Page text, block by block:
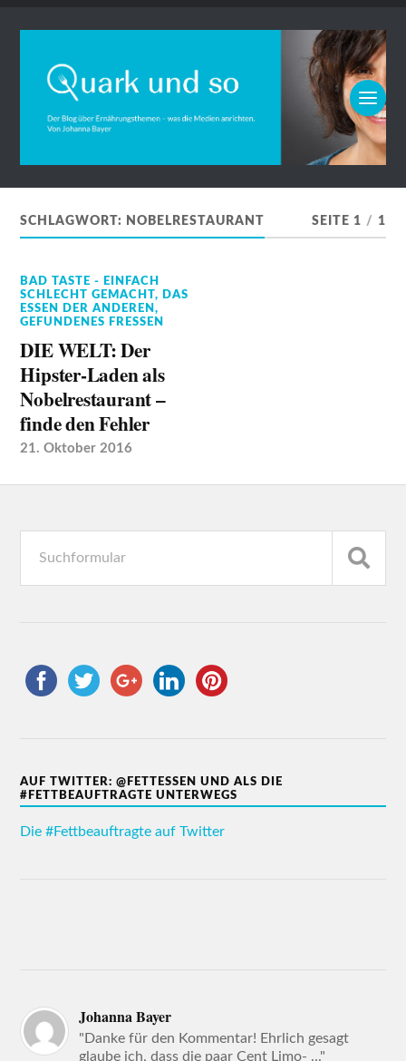
SCHLAGWORT: NOBELRESTAURANT SEITE 1 / 1
BAD TASTE - EINFACH
SCHLECHT GEMACHT,
DAS
ESSEN DER ANDEREN,
GEFUNDENES FRESSEN
DIE WELT: Der
Hipster-Laden als
Nobelrestaurant –
finde den Fehler
21. Oktober 2016
AUF TWITTER: @FETTESSEN UND ALS DIE
#FETTBEAUFTRAGTE UNTERWEGS
Die #Fettbeauftragte auf Twitter
Johanna Bayer
"Danke für den Kommentar! Ehrlich gesagt
glaube ich, dass die paar Cent Limo- ..."